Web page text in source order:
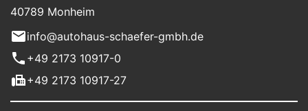
40789 Monheim
info@autohaus-schaefer-gmbh.de
+49 2173 10917-0
+49 2173 10917-27